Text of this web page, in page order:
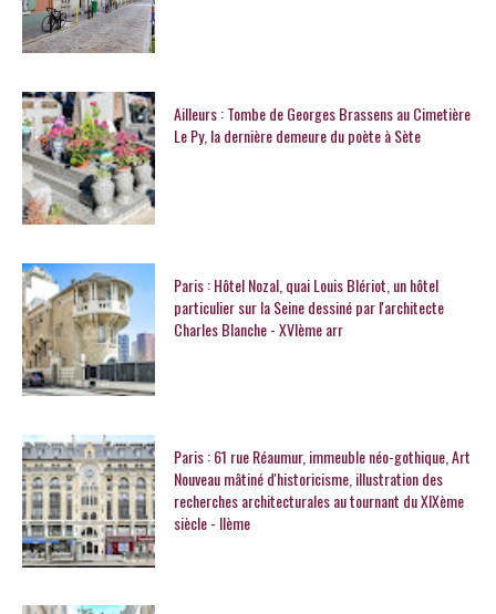
Ailleurs : Tombe de Georges Brassens au Cimetière
Le Py, la dernière demeure du poète à Sète
Paris : Hôtel Nozal, quai Louis Blériot, un hôtel
particulier sur la Seine dessiné par l'architecte
Charles Blanche - XVIème arr
Paris : 61 rue Réaumur, immeuble néo-gothique, Art
Nouveau mâtiné d'historicisme, illustration des
recherches architecturales au tournant du XIXème
siècle - IIème